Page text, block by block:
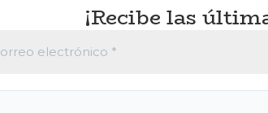
¡Recibe las